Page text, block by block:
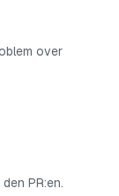
over
PR:en.